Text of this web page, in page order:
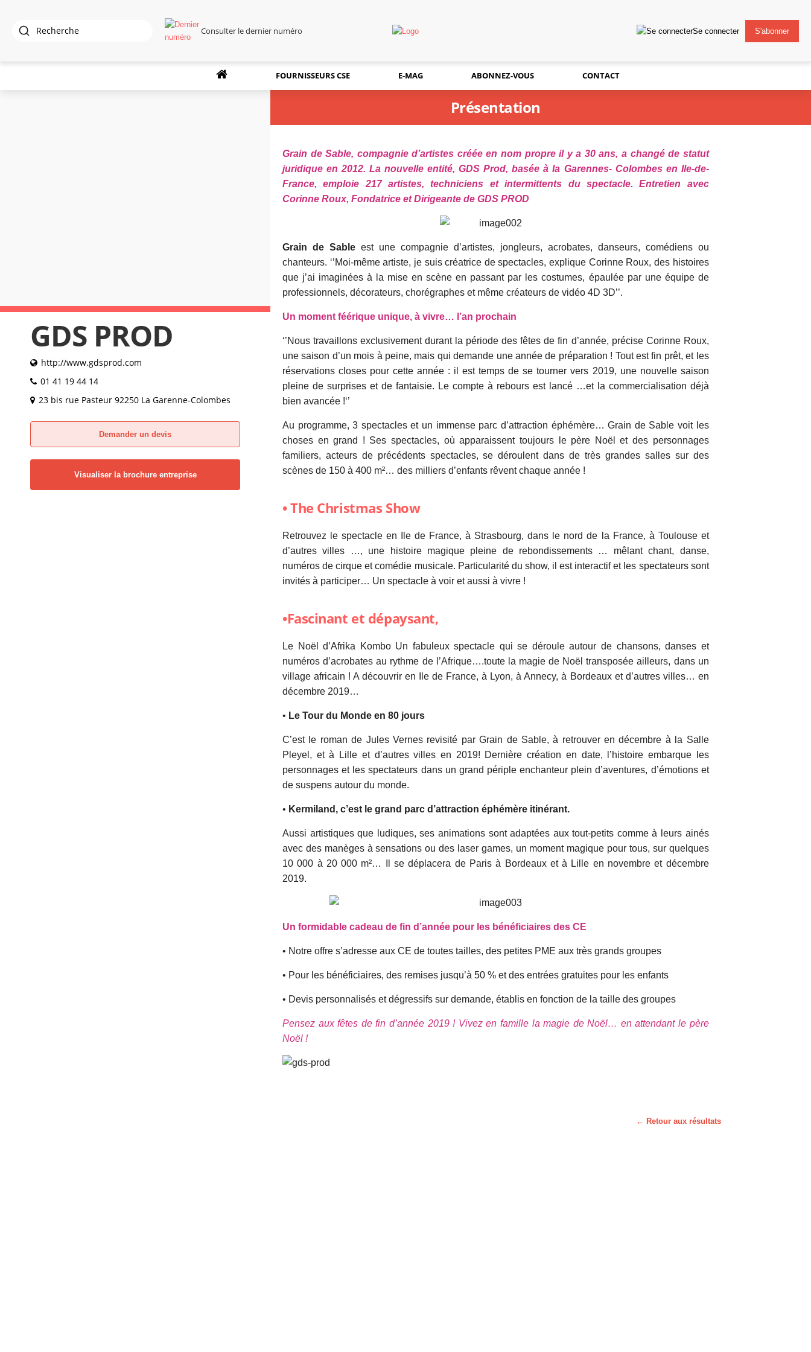
Consulter le dernier numéro Se connecter S'abonner
FOURNISSEURS CSE E-MAG ABONNEZ-VOUS CONTACT
GDS PROD
http://www.gdsprod.com
01 41 19 44 14
23 bis rue Pasteur 92250 La Garenne-Colombes
Demander un devis
Visualiser la brochure entreprise
Présentation
Grain de Sable, compagnie d’artistes créée en nom propre il y a 30 ans, a changé de statut
juridique en 2012. La nouvelle entité, GDS Prod, basée à la Garennes- Colombes en Ile-de-
France, emploie 217 artistes, techniciens et intermittents du spectacle. Entretien avec
Corinne Roux, Fondatrice et Dirigeante de GDS PROD
Grain de Sable est une compagnie d’artistes, jongleurs, acrobates, danseurs, comédiens ou
chanteurs. ‘’Moi-même artiste, je suis créatrice de spectacles, explique Corinne Roux, des histoires
que j’ai imaginées à la mise en scène en passant par les costumes, épaulée par une équipe de
professionnels, décorateurs, chorégraphes et même créateurs de vidéo 4D 3D’’.
Un moment féérique unique, à vivre… l’an prochain
‘’Nous travaillons exclusivement durant la période des fêtes de fin d’année, précise Corinne Roux,
une saison d’un mois à peine, mais qui demande une année de préparation ! Tout est fin prêt, et les
réservations closes pour cette année : il est temps de se tourner vers 2019, une nouvelle saison
pleine de surprises et de fantaisie. Le compte à rebours est lancé …et la commercialisation déjà
bien avancée !‘’
Au programme, 3 spectacles et un immense parc d’attraction éphémère… Grain de Sable voit les
choses en grand ! Ses spectacles, où apparaissent toujours le père Noël et des personnages
familiers, acteurs de précédents spectacles, se déroulent dans de très grandes salles sur des
scènes de 150 à 400 m²… des milliers d’enfants rêvent chaque année !
• The Christmas Show
Retrouvez le spectacle en Ile de France, à Strasbourg, dans le nord de la France, à Toulouse et
d’autres villes …, une histoire magique pleine de rebondissements … mêlant chant, danse,
numéros de cirque et comédie musicale. Particularité du show, il est interactif et les spectateurs sont
invités à participer… Un spectacle à voir et aussi à vivre !
•Fascinant et dépaysant,
Le Noël d’Afrika Kombo Un fabuleux spectacle qui se déroule autour de chansons, danses et
numéros d’acrobates au rythme de l’Afrique….toute la magie de Noël transposée ailleurs, dans un
village africain ! A découvrir en Ile de France, à Lyon, à Annecy, à Bordeaux et d’autres villes… en
décembre 2019…
• Le Tour du Monde en 80 jours
C’est le roman de Jules Vernes revisité par Grain de Sable, à retrouver en décembre à la Salle
Pleyel, et à Lille et d’autres villes en 2019! Dernière création en date, l’histoire embarque les
personnages et les spectateurs dans un grand périple enchanteur plein d’aventures, d’émotions et
de suspens autour du monde.
• Kermiland, c’est le grand parc d’attraction éphémère itinérant.
Aussi artistiques que ludiques, ses animations sont adaptées aux tout-petits comme à leurs ainés
avec des manèges à sensations ou des laser games, un moment magique pour tous, sur quelques
10 000 à 20 000 m²… Il se déplacera de Paris à Bordeaux et à Lille en novembre et décembre
2019.
Un formidable cadeau de fin d’année pour les bénéficiaires des CE
• Notre offre s’adresse aux CE de toutes tailles, des petites PME aux très grands groupes
• Pour les bénéficiaires, des remises jusqu’à 50 % et des entrées gratuites pour les enfants
• Devis personnalisés et dégressifs sur demande, établis en fonction de la taille des groupes
Pensez aux fêtes de fin d’année 2019 ! Vivez en famille la magie de Noël… en attendant le père
Noël !
← Retour aux résultats